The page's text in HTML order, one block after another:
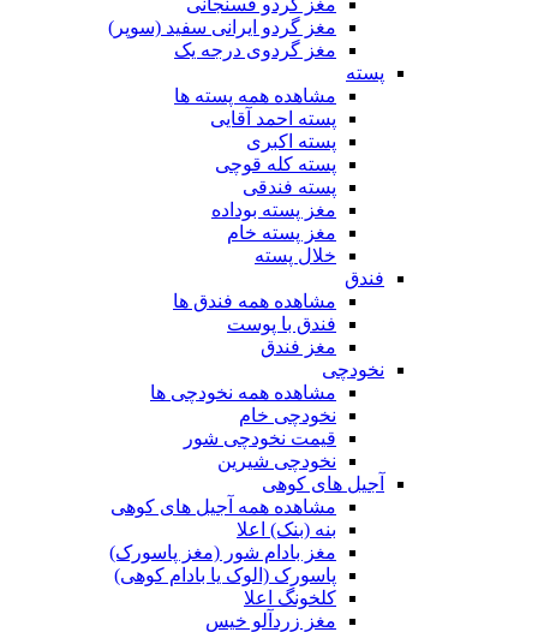
مغز گردو فسنجانی
مغز گردو ایرانی سفید (سوپر)
مغز گردوی درجه یک
پسته
مشاهده همه پسته ها
پسته احمد آقایی
پسته اکبری
پسته کله قوچی
پسته فندقی
مغز پسته بوداده
مغز پسته خام
خلال پسته
فندق
مشاهده همه فندق ها
فندق با پوست
مغز فندق
نخودچی
مشاهده همه نخودچی ها
نخودچی خام
قیمت نخودچی شور
نخودچی شیرین
آجیل های کوهی
مشاهده همه آجیل های کوهی
بنه (بنک) اعلا
مغز بادام شور (مغز پاسورک)
پاسورک (الوک یا بادام کوهی)
کلخونگ اعلا
مغز زردآلو خیس